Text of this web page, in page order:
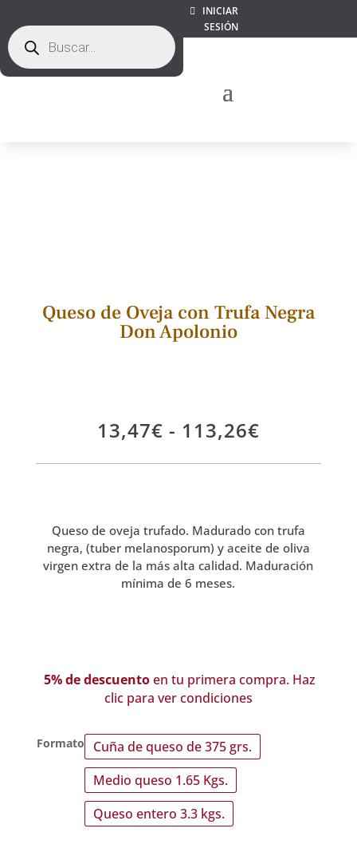
Búsqueda
de
productos
INICIAR
SESIÓN
Queso de Oveja con Trufa Negra
Don Apolonio
13,47€ - 113,26€Rango
precios:
hasta
113,26€
Queso de oveja trufado. Madurado con trufa
negra, (tuber melanosporum) y aceite de oliva
virgen extra de la más alta calidad. Maduración
mínima de 6 meses.
5% de descuentoen tu primera compra. Haz
clic para ver condiciones
Formato
Cuña de queso de 375 grs.
Medio queso 1.65 Kgs.
Queso entero 3.3 kgs.